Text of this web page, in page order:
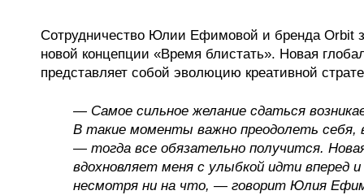
Сотрудничество Юлии Ефимовой и бренда Orbit
новой концепции «Время блистать». Новая
представляет собой эволюцию креативной
— Самое сильное желание сдаться
В такие моменты важно преодолеть себя,
— тогда все обязательно получится.
вдохновляет меня с улыбкой идти вперед
несмотря ни на что, — говорит Юлия